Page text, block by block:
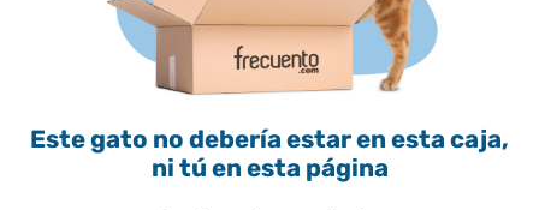
Este gato no debería estar en esta caja,
ni tú en esta página